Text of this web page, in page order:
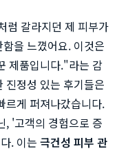
럼 갈라지던 제 피부가
을 느꼈어요. 이것은
제품입니다."라는 감
진정성 있는 후기들은
르게 퍼져나갔습니다.
, '고객의 경험으로 증
. 이는 극건성 피부 관